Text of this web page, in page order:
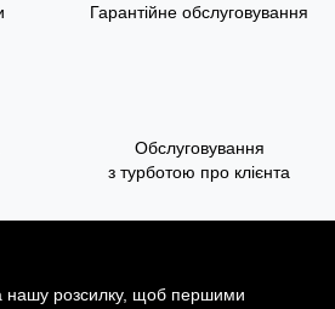
Гарантійне обслуговування
Обслуговування
з турботою про клієнта
нашу розсилку, щоб першими